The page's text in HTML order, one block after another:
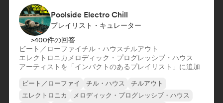
Poolside Electro Chill
プレイリスト・キュレーター
>400件の回答
ビート／ローファイチル・ハウスチルアウト
エレクトロニカ メロディック・プログレッシブ・ハウス
アーティストを「インパクトのあるプレイリスト」に追加
ビート／ローファイ チル・ハウス
チルアウト
エレクトロニカ
メロディック・プログレッシブ・ハウス